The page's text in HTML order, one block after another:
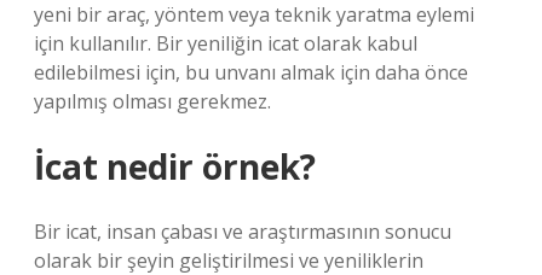
yeni bir araç, yöntem veya teknik yaratma eylemi
için kullanılır. Bir yeniliğin icat olarak kabul
edilebilmesi için, bu unvanı almak için daha önce
yapılmış olması gerekmez.
İcat nedir örnek?
Bir icat, insan çabası ve araştırmasının sonucu
olarak bir şeyin geliştirilmesi ve yeniliklerin